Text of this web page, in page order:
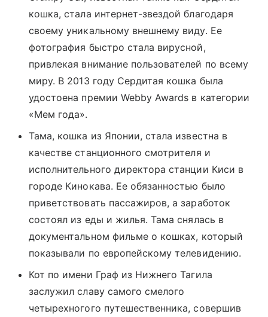
кошка, стала интернет-звездой благодаря
своему уникальному внешнему виду. Ее
фотография быстро стала вирусной,
привлекая внимание пользователей по всему
миру. В 2013 году Сердитая кошка была
удостоена премии Webby Awards в категории
«Мем года».
Тама, кошка из Японии, стала известна в
качестве станционногосмотрителя и
исполнительного директора станции Киси в
городе Кинокава. Ее обязанностью было
приветствовать пассажиров, а заработок
состоял из еды и жилья. Тама снялась в
документальном фильме о кошках, который
показывали по европейскому телевидению.
Кот по имени Граф из Нижнего Тагила
заслужил славу самого смелого
четырехногого путешественника, совершив